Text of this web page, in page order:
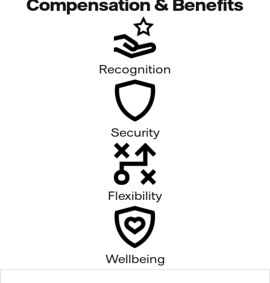
Compensation & Benefits
Recognition
Security
Flexibility
Wellbeing